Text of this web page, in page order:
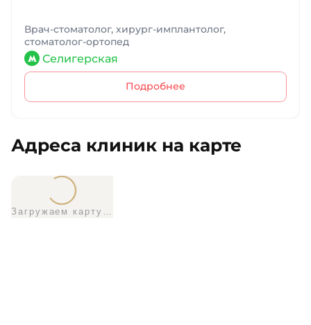
Врач-стоматолог, хирург-имплантолог,
стоматолог-ортопед
Селигерская
Подробнее
Адреса клиник на карте
Загружаем карту…